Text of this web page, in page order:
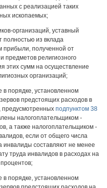
с реализацией таких
ископаемых;
организаций, уставный
полностью из вклада
прибыли, полученной от
предметов религиозного
этих сумм на осуществление
организаций;
порядке, установленном
предстоящих расходов в
предусмотренных подпунктом 38
налогоплательщиком -
а также налогоплательщиком -
если от общего числа
инвалиды составляют не менее
труда инвалидов в расходах на
порядке, установленном